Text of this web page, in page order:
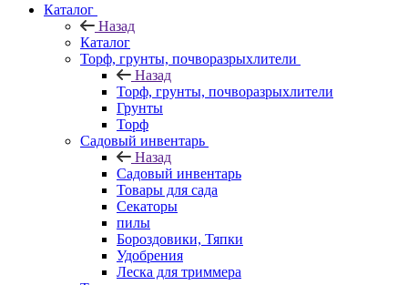
Каталог
Назад
Каталог
Торф, грунты, почворазрыхлители
Назад
Торф, грунты, почворазрыхлители
Грунты
Торф
Садовый инвентарь
Назад
Садовый инвентарь
Товары для сада
Секаторы
пилы
Бороздовики, Тяпки
Удобрения
Леска для триммера